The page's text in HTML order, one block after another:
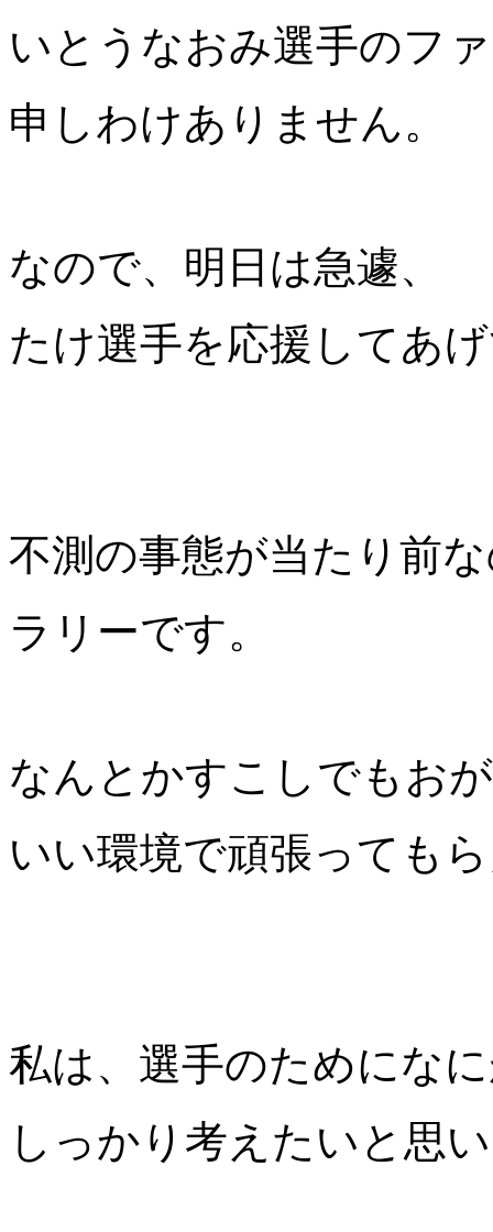
いとうなおみ選手のフ
申しわけありません。
なので、明日は急遽、
たけ選手を応援してあ
不測の事態が当たり前
ラリーです。
なんとかすこしでもお
いい環境で頑張っても
私は、選手のためにな
しっかり考えたいと思